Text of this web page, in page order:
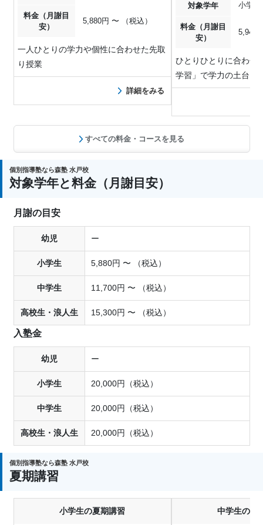
料金（月謝目
安）
5,880円 〜 （税込）
一人ひとりの学力や個性に合わせた先取
り授業
詳細をみる
対象学年 小学1
料金（月謝目
安）
5,940
ひとりひとりに合わせ
学習」で学力の土台を
すべての料金・コースを見る
個別指導塾なら森塾 水戸校
対象学年と料金（月謝目安）
月謝の目安
幼児 ー
小学生 5,880円 〜 （税込）
中学生 11,700円 〜 （税込）
高校生・浪人生 15,300円 〜 （税込）
入塾金
幼児 ー
小学生 20,000円（税込）
中学生 20,000円（税込）
高校生・浪人生 20,000円（税込）
個別指導塾なら森塾 水戸校
夏期講習
小学生の夏期講習 中学生の夏